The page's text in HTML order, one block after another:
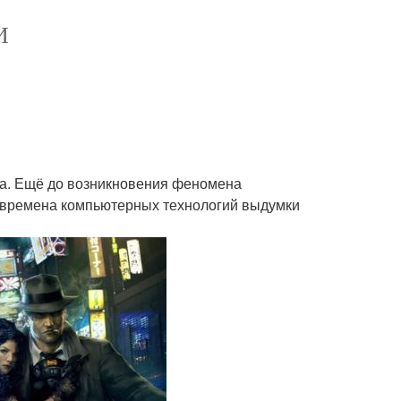
Ещё до возникновения феномена
компьютерных технологий выдумки